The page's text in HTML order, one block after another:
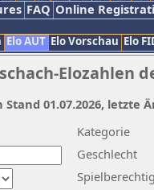
FAQ Online
Elo AUT Elo Vorschau Elo
Elozahlen
Kategorie
Geschlecht
Stand 01.07.2026, letzte